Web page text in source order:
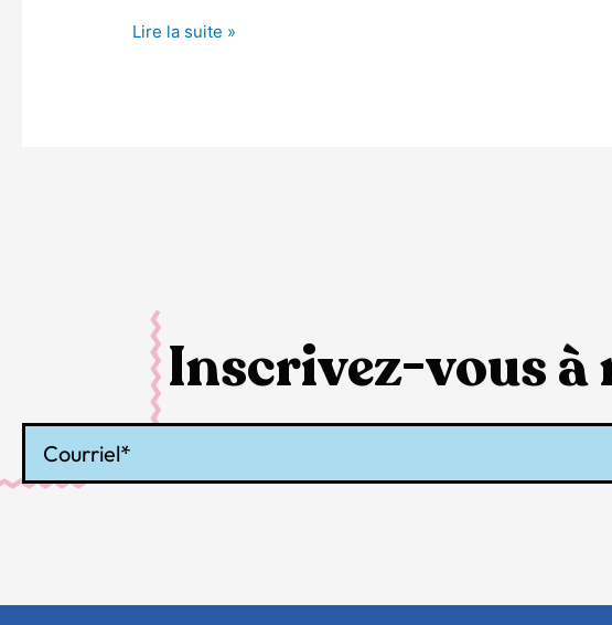
Lire la suite »
Inscrivez-vous